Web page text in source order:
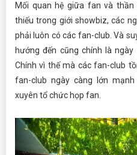
Mối quan hệ giữa fan và
thiếu trong giới showbiz, các
phải luôn có các fan-club. Và
hướng đến cũng chính là
Chính vì thế mà các fan-club
fan-club ngày càng lớn
xuyên tổ chức họp fan.